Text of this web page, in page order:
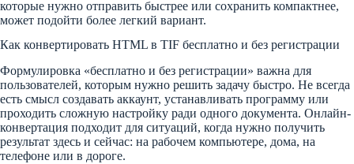
которые нужно отправить быстрее или сохранить компактнее,
может подойти более легкий вариант.
Как конвертировать HTML в TIF бесплатно и без регистрации
Формулировка «бесплатно и без регистрации» важна для
пользователей, которым нужно решить задачу быстро. Не всегда
есть смысл создавать аккаунт, устанавливать программу или
проходить сложную настройку ради одного документа. Онлайн-
конвертация подходит для ситуаций, когда нужно получить
результат здесь и сейчас: на рабочем компьютере, дома, на
телефоне или в дороге.